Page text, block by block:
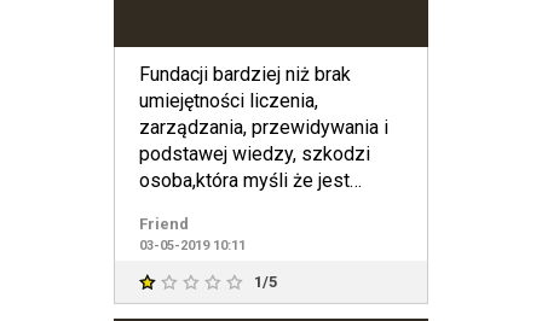
Fundacji bardziej niż brak
umiejętności liczenia,
zarządzania, przewidywania i
podstawej wiedzy, szkodzi
osoba,która myśli że jest
Friend
03-05-2019 10:11
1/5